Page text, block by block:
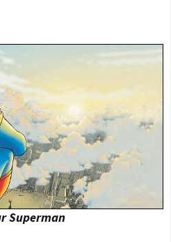
Superman